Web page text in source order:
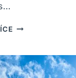
KOLIK
TED
V